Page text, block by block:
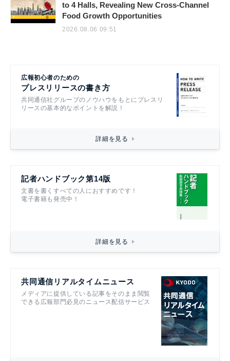
to 4 Halls, Revealing New Cross-Channel
Food Growth Opportunities
2026.08.06 09:51
広報初心者のための
プレスリリースの書き方
共同通信社グループのノウハウをもとにプレスリ
リースの基本的なポイントを解説！
詳細を見る
記者ハンドブック第14版
文書を書くすべての人におすすめです！
電子書籍も発売中！
詳細を見る
共同通信リアルタイムニュース
メディアに提供している記事をそのまま閲覧
できる広報部門必見のニュース配信サービス